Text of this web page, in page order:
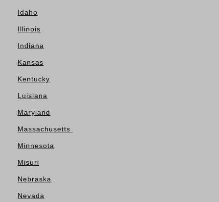
Idaho
Illinois
Indiana
Kansas
Kentucky
Luisiana
Maryland
Massachusetts
Minnesota
Misuri
Nebraska
Nevada